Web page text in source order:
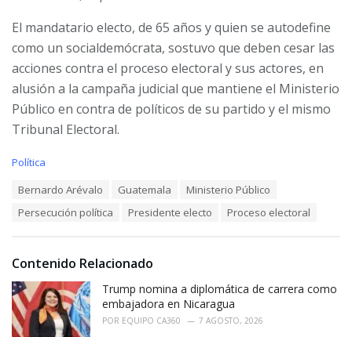
El mandatario electo, de 65 años y quien se autodefine
como un socialdemócrata, sostuvo que deben cesar las
acciones contra el proceso electoral y sus actores, en
alusión a la campaña judicial que mantiene el Ministerio
Público en contra de políticos de su partido y el mismo
Tribunal Electoral.
C
i
s
:
Política
Bernardo Arévalo Guatemala
Ministerio Público
Persecución política
Presidente electo Proceso electoral
Contenido Relacionado
Trump nomina a diplomática de carrera como
embajadora en Nicaragua
POR EQUIPO CA360 7 AGOSTO, 2026